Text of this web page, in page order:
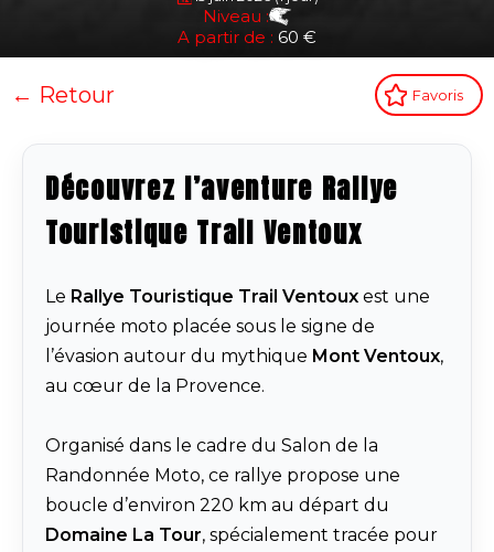
Niveau :
A partir de : 60 €
← Retour Favoris
Découvrez l’aventure Rallye
Touristique Trail Ventoux
Le Rallye Touristique Trail Ventoux est une
journée moto placée sous le signe de
l’évasion autour du mythique Mont Ventoux,
au cœur de la Provence.
Organisé dans le cadre du Salon de la
Randonnée Moto, ce rallye propose une
boucle d’environ 220 km au départ du
Domaine La Tour, spécialement tracée pour